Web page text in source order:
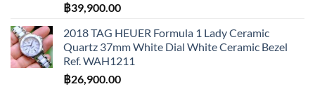
฿39,900.00
2018 TAG HEUER Formula 1 Lady Ceramic
Quartz 37mm White Dial White Ceramic Bezel
Ref. WAH1211
฿26,900.00